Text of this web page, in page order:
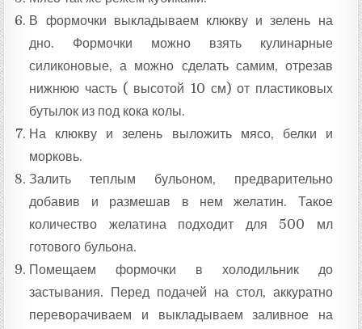
В формочки выкладываем клюкву и зелень на
дно. Формочки можно взять кулинарные
силиконовые, а можно сделать самим, отрезав
нижнюю часть ( высотой 10 см) от пластиковых
бутылок из под кока колы.
На клюкву и зелень выложить мясо, белки и
морковь.
Залить теплым бульоном, предварительно
добавив и размешав в нем желатин. Такое
количество желатина подходит для 500 мл
готового бульона.
Помещаем формочки в холодильник до
застывания. Перед подачей на стол, аккуратно
переворачиваем и выкладываем заливное на